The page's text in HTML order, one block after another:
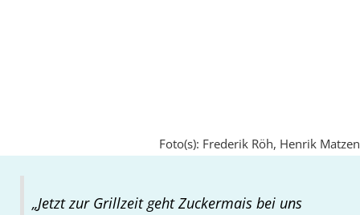
Foto(s): Frederik Röh, Henrik Matzen
„Jetzt zur Grillzeit geht Zuckermais bei uns